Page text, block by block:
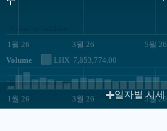
1월 26 3월 26 5월 26
Volume LHX 7,853,774.00
1월 26 3월 26 5월 26
JS chart by amCharts
일자별 시세